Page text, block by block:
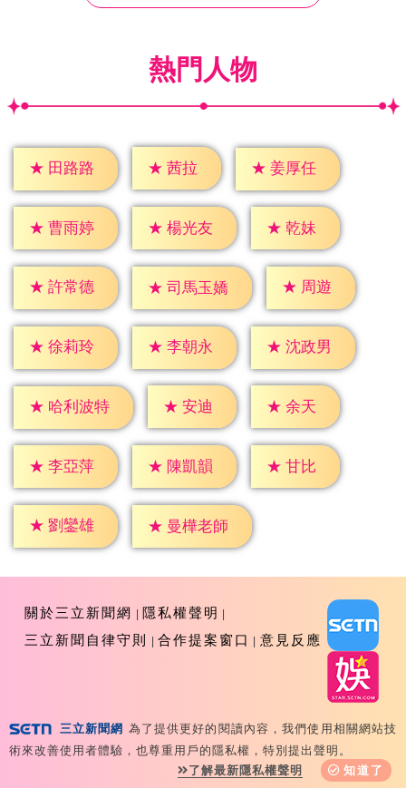
熱門人物
★ 田路路 ★ 茜拉 ★ 姜厚任
★ 曹雨婷 ★ 楊光友 ★ 乾妹
★ 許常德 ★ 司馬玉嬌 ★ 周遊
★ 徐莉玲 ★ 李朝永 ★ 沈政男
★ 哈利波特 ★ 安迪 ★ 余天
★ 李亞萍 ★ 陳凱韻 ★ 甘比
★ 劉鑾雄 ★ 曼樺老師
關於三立新聞網
隱私權聲明
三立新聞自律守則
合作提案窗口 意見反應
Copyright ©2026 Sanlih E-Television All Rights
Reserved 版權所有 盜用必究 台北市內湖區舊宗路一段159
號 02-8792-8888
三立新聞網 為了提供更好的閱讀內容，我們使用相關網站技
術來改善使用者體驗，也尊重用戶的隱私權，特別提出聲明。
了解最新隱私權聲明
知道了